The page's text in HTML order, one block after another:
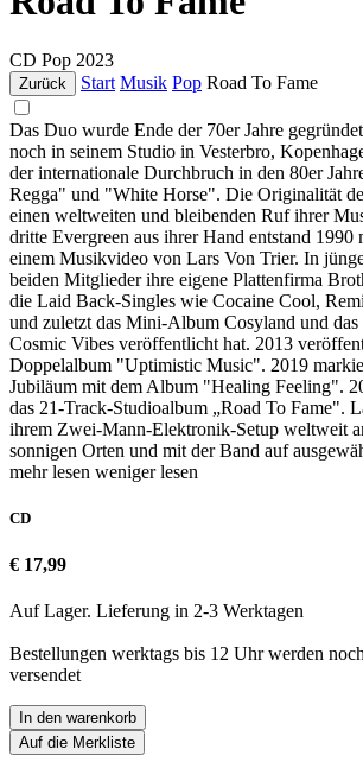
CD Pop 2023
Zurück Start Musik Pop Road To Fame
Das Duo wurde Ende der 70er Jahre
noch in seinem Studio in Vesterbro,
der internationale Durchbruch in den 80er
Regga" und "White Horse". Die Originalität
einen weltweiten und bleibenden Ruf ihrer
dritte Evergreen aus ihrer Hand entstand
einem Musikvideo von Lars Von Trier. In
beiden Mitglieder ihre eigene Plattenfirma
die Laid Back-Singles wie Cocaine Cool,
und zuletzt das Mini-Album Cosyland und
Cosmic Vibes veröffentlicht hat. 2013
Doppelalbum "Uptimistic Music". 2019
Jubiläum mit dem Album "Healing Feeling".
das 21-Track-Studioalbum „Road To Fame".
ihrem Zwei-Mann-Elektronik-Setup weltweit
sonnigen Orten und mit der Band auf
mehr lesen weniger lesen
CD
€ 17,99
Auf Lager. Lieferung in 2-3 Werktagen
Bestellungen werktags bis 12 Uhr werden
versendet
In den warenkorb
Auf die Merkliste